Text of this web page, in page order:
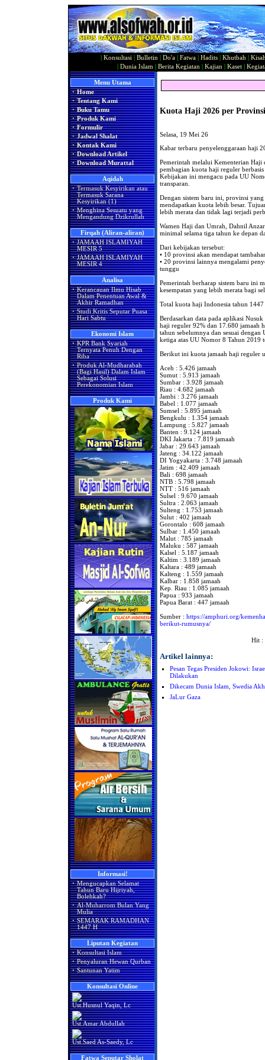
Konsultasi Bulletin Do'a Fatwa Hadits Khutbah
Dunia Islam Berita Kegiatan Kajian Kaset|
Menu Utama
· Home
· Tentang Kami
· Buku Tamu
· Produk Kami
· Formulir
· Jadwal Shalat
· Kontak Kami
· Download Artikel
· Download Murattal
Aqidah
· Termasuk Kesyirikan atau
Termasuk Sarana
Kesyirikan (1)
· Menghina Sesuatu yang
Mengandung Dzikrullah
Firqah (Aliran-aliran)
· JAMAAH ISLAMIYAH
MESIR 5
· JAMAAH ISLAMIYAH
MESIR 4
Analisa
· Kerancauan Ilmu Hisab
Dalam Penentuan Awal &
Akhir Ramadhan
· Studi Kritis Seputar Puasa
Hari Sabtu
Ekonomi Islam
· KPR Bank Syariah
Ternyata Penuh Dengan
Riba
· Produk Al-Mudharabah
(Bagi Hasil) Dalam Islam
Sebagai Solusi
Perekonomian Islam
Produk Kami
Informasi!
· Mengucapkan Selamat
Tahun Baru Hijriyah,
Bolehkah?
· Al-Muharrom Bulan Yang
Mulia
· SEMARAK RAMADHAN
1447 H
Liputan Kegiatan
· Konsultasi Islam
· Penyaluran Hewan Qurban
· Santunan Yatim
Konsultasi Online
Ust.Husnul Yaqin, Lc
Ust.Amar Abdullah
Ust.Saed As-Saedy, Lc
Fatwa Seputar Sholat
Kuota Haji 2026 per Provinsi
Selasa, 19 Mei 26
Kabar terbaru penyelenggaraan haji
Pemerintah melalui Kementerian Haji
pembagian kuota haji reguler
Kebijakan ini mengacu pada UU
transparan.
Dengan sistem baru ini, provinsi
mendapatkan kuota lebih besar.
lebih merata dan tidak lagi terjadi
Wamen Haji dan Umrah, Dahnil
minimal selama tiga tahun ke depan
Dari kebijakan tersebut:
• 10 provinsi akan mendapat
• 20 provinsi lainnya mengalami
tunggu
Pemerintah berharap sistem baru ini
kesempatan yang lebih merata bagi
Total kuota haji Indonesia tahun
Berdasarkan data pada aplikasi
haji reguler 92% dan 17.680 jamaah
tahun sebelumnya dan sesuai
ketiga atas UU Nomor 8 Tahun 2019
Berikut ini kuota jamaah haji reguler
Aceh : 5.426 jamaah
Sumut : 5.913 jamaah
Sumbar : 3.928 jamaah
Riau : 4.682 jamaah
Jambi : 3.276 jamaah
Babel : 1.077 jamaah
Sumsel : 5.895 jamaah
Bengkulu : 1.354 jamaah
Lampung : 5.827 jamaah
Banten : 9.124 jamaah
DKI Jakarta : 7.819 jamaah
Jabar : 29.643 jamaah
Jateng : 34.122 jamaah
DI Yogyakarta : 3.748 jamaah
Jatim : 42.409 jamaah
Bali : 698 jamaah
NTB : 5.798 jamaah
NTT : 516 jamaah
Sulsel : 9.670 jamaah
Sultra : 2.063 jamaah
Sulteng : 1.753 jamaah
Sulut : 402 jamaah
Gorontalo : 608 jamaah
Sulbar : 1.450 jamaah
Malut : 785 jamaah
Maluku : 587 jamaah
Kalsel : 5.187 jamaah
Kaltim : 3.189 jamaah
Kaltara : 489 jamaah
Kalteng : 1.559 jamaah
Kalbar : 1.858 jamaah
Kep. Riau : 1.085 jamaah
Papua : 933 jamaah
Papua Barat : 447 jamaah
Sumber : https://amphuri.org/
berikut-rumusnya/
Hit :
Artikel lainnya:
Pesan Tegas Presiden Jokowi:
Dilakukan
Dikecam Dunia Islam, Swedia
JaLur Gaza